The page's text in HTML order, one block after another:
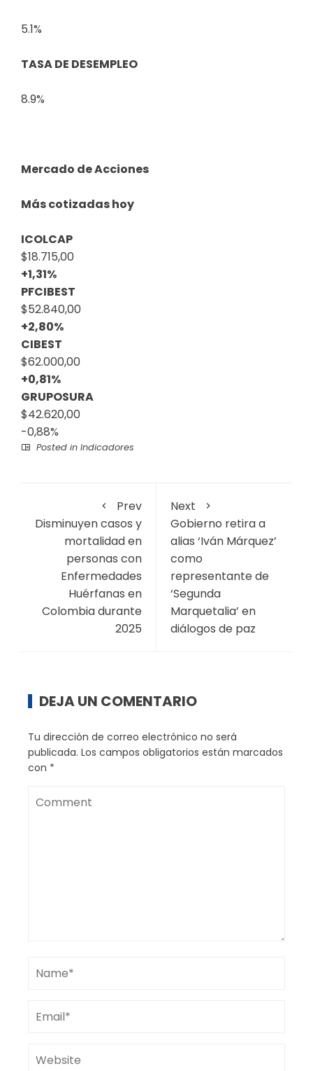
5.1%
TASA DE DESEMPLEO
8.9%
Mercado de Acciones
Más cotizadas hoy
ICOLCAP
$18.715,00
+1,31%
PFCIBEST
$52.840,00
+2,80%
CIBEST
$62.000,00
+0,81%
GRUPOSURA
$42.620,00
-0,88%
Posted in Indicadores
Prev
Disminuyen casos y
mortalidad en
personas con
Enfermedades
Huérfanas en
Colombia durante
2025
Next
Gobierno retira a
alias ‘Iván Márquez’
como
representante de
‘Segunda
Marquetalia’ en
diálogos de paz
DEJA UN COMENTARIO
Tu dirección de correo electrónico no será
publicada. Los campos obligatorios están marcados
con *